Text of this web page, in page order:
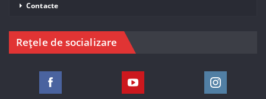
Contacte
Rețele de socializare